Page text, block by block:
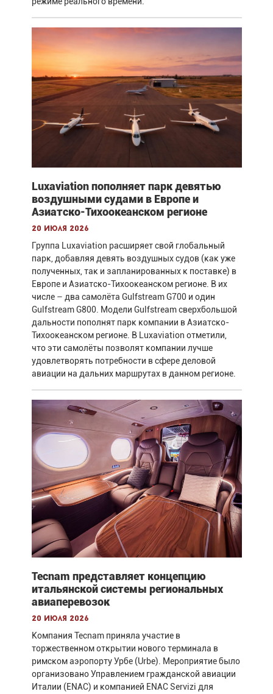
Luxaviation пополняет парк девятью
воздушными судами в Европе и
Азиатско-Тихоокеанском регионе
20 июля 2026
Группа Luxaviation расширяет свой глобальный
парк, добавляя девять воздушных судов (как уже
полученных, так и запланированных к поставке) в
Европе и Азиатско-Тихоокеанском регионе. В их
числе – два самолёта Gulfstream G700 и один
Gulfstream G800. Модели Gulfstream сверхбольшой
дальности пополнят парк компании в Азиатско-
Тихоокеанском регионе. В Luxaviation отметили,
что эти самолёты позволят компании лучше
удовлетворять потребности в сфере деловой
авиации на дальних маршрутах в данном регионе.
Tecnam представляет концепцию
итальянской системы региональных
авиаперевозок
20 июля 2026
Компания Tecnam приняла участие в
торжественном открытии нового терминала в
римском аэропорту Урбе (Urbe). Мероприятие было
организовано Управлением гражданской авиации
Италии (ENAC) и компанией ENAC Servizi для